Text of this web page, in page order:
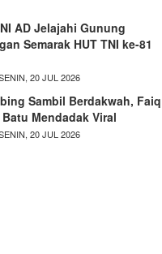
AD Jelajahi Gunung
Semarak HUT TNI ke-81
20 JUL 2026
Sambil Berdakwah, Faiq
Mendadak Viral
20 JUL 2026